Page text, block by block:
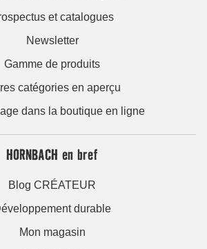
et catalogues
Newsletter
Gamme de produits
catégories en aperçu
dans la boutique en ligne
HORNBACH en bref
Blog CRÉATEUR
durable
Mon magasin